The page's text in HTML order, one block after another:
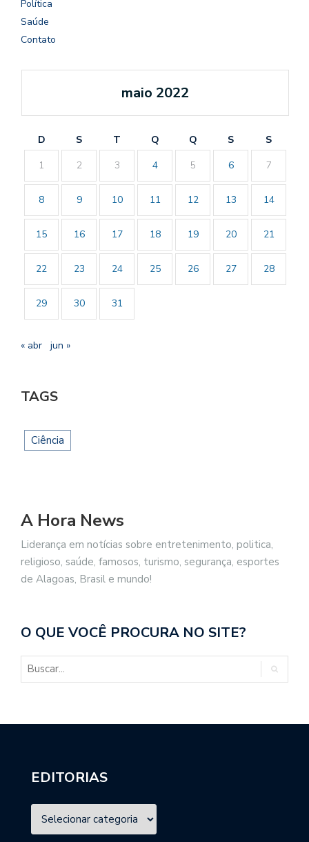
Política
Saúde
Contato
maio 2022
D S T Q Q S
S
1
2 3 4 5 6 7
8 9 10 11 12 13 14
15 16 17 18 19 20 21
22 23 24 25 26 27 28
29 30 31
« abr jun »
TAGS
Ciência
A Hora News
Liderança em notícias sobre entretenimento, politica,
religioso, saúde, famosos, turismo, segurança, esportes
de Alagoas, Brasil e mundo!
O QUE VOCÊ PROCURA NO SITE?
EDITORIAS